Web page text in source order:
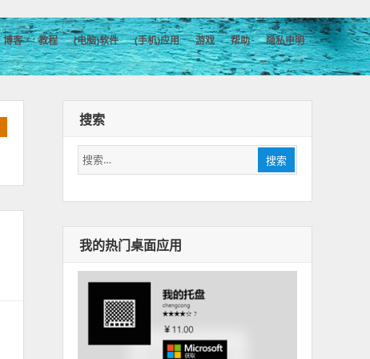
博客 教程 (电脑)软件 (手机)应用 游戏 帮助 隐私申明
搜索
搜
索：
搜索
我的热门桌面应用